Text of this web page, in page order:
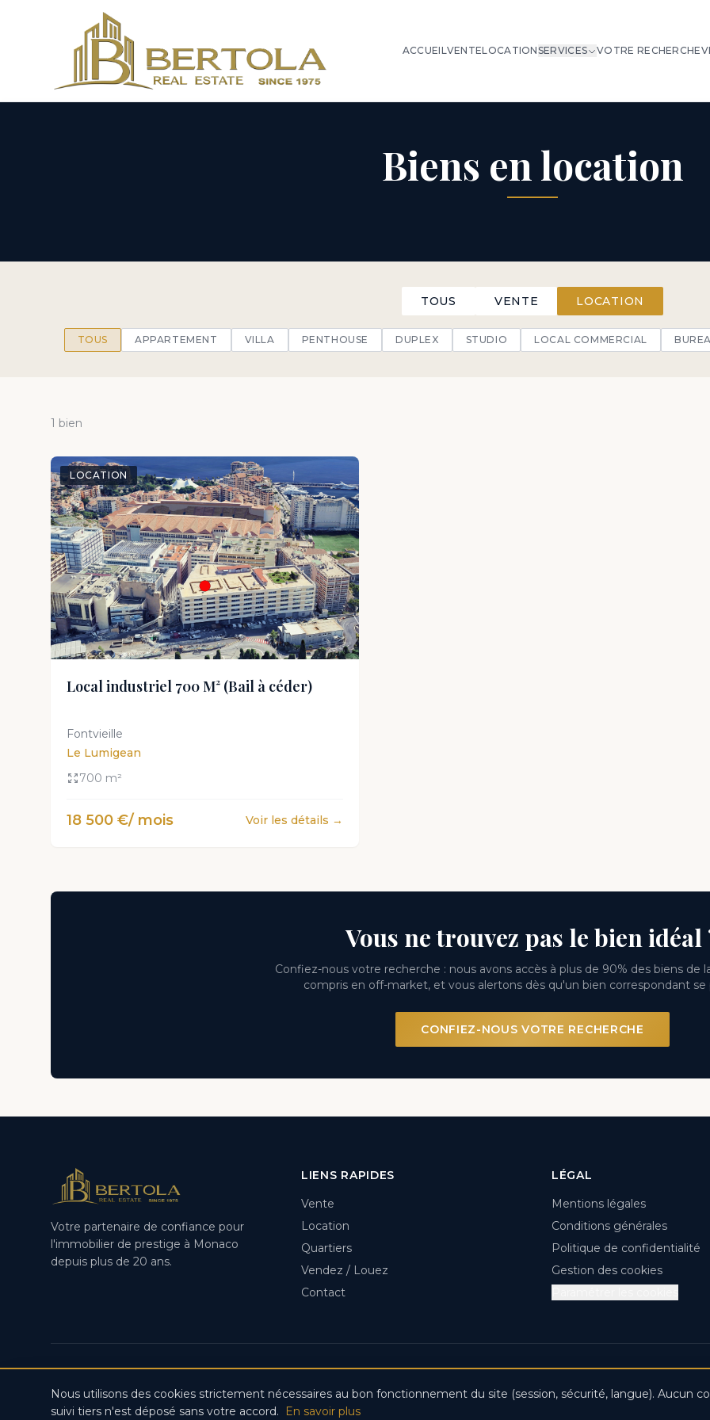
ACCUEILVENTELOCATIONSERVICES VOTRE RECHERCHE
Biens en location
TOUS VENTE LOCATION
TOUS APPARTEMENT VILLA PENTHOUSE DUPLEX STUDIO LOCAL COMMERCIAL
1 bien
LOCATION
Local industriel 700 M² (Bail à céder)
Fontvieille
Le Lumigean
700 m²
18 500 €/ mois Voir les détails →
Vous ne trouvez pas le bien idéal
Confiez-nous votre recherche : nous avons accès à plus de 90% des biens de
compris en off-market, et vous alertons dès qu'un bien correspondant se
CONFIEZ-NOUS VOTRE RECHERCHE
Votre partenaire de confiance pour
l'immobilier de prestige à Monaco
depuis plus de 20 ans.
LIENS RAPIDES
Vente
Location
Quartiers
Vendez / Louez
Contact
LÉGAL
Mentions légales
Conditions générales
Politique de confidentialité
Gestion des cookies
Nous utilisons des cookies strictement nécessaires au bon fonctionnement du site (session, sécurité, langue). Aucun
suivi tiers n'est déposé sans votre accord.
En savoir plus